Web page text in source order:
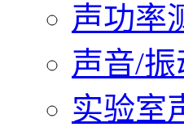
声功率
声音/
实验室